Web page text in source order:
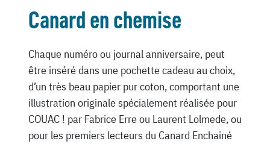
Canard en chemise
Chaque numéro ou journal anniversaire, peut
être inséré dans une pochette cadeau au choix,
d’un très beau papier pur coton, comportant une
illustration originale spécialement réalisée pour
COUAC ! par Fabrice Erre ou Laurent Lolmede, ou
pour les premiers lecteurs du Canard Enchainé